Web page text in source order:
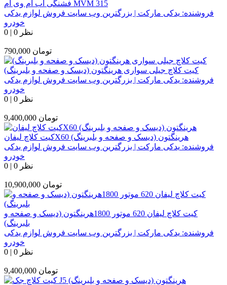
فشنگی آب ام وی ام MVM 315
فروشنده: یدکی مارکت | بزرگترین وب سایت فروش لوازم یدکی
خودرو
0 | 0 نظر
790,000 تومان
کیت کلاچ جیلی سواری هرینگتون (دیسک و صفحه و بلبرینگ)
فروشنده: یدکی مارکت | بزرگترین وب سایت فروش لوازم یدکی
خودرو
0 | 0 نظر
9,400,000 تومان
کیت کلاچ لیفانX60 هرینگتون (دیسک و صفحه و بلبرینگ)
فروشنده: یدکی مارکت | بزرگترین وب سایت فروش لوازم یدکی
خودرو
0 | 0 نظر
10,900,000 تومان
کیت کلاچ لیفان 620 موتور 1800هرینگتون (دیسک و صفحه و
بلبرینگ)
فروشنده: یدکی مارکت | بزرگترین وب سایت فروش لوازم یدکی
خودرو
0 | 0 نظر
9,400,000 تومان